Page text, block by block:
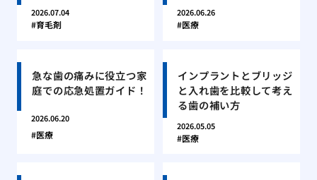
2026.07.04
育毛剤
2026.06.26
医療
急な歯の痛みに役立つ家
庭での応急処置ガイド！
2026.06.20
医療
インプラントとブリッジ
と入れ歯を比較して考え
る歯の補い方
2026.05.05
医療